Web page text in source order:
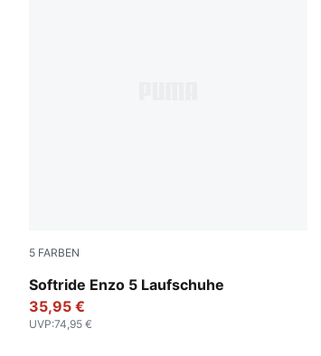
5 FARBEN
Softride Enzo 5 Laufschuhe
PUMA Black-Cool Dark Gray
35,95 €
UVP:74,95 €